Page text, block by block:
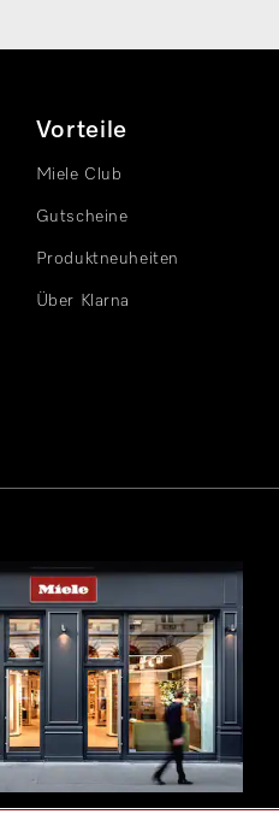
Vorteile
Miele Club
Gutscheine
Produktneuheiten
Über Klarna